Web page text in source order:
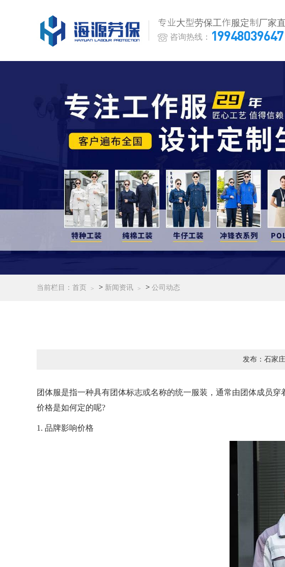
专业大型劳保工作服定制厂家
咨询热线： 19948039647
当前栏目： 首页 > 新闻资讯 > 公司动态
发布：石家
团体服是指一种具有团体标志或名称的统一服装，通常由团体成员
价格是如何定的呢?
1. 品牌影响价格